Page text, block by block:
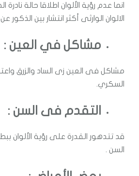
انما عدم رؤية الألوان اطلاقا حالة نادرة
الالوان الوارثى أكثر انتشار بين الذكور عن
مشاكل في العين :
مشاكل فى العين زى الساد والزرق واعتلال
السكري.
التقدم فى السن :
قد تتدهور القدرة على رؤية الألوان ببطء
السن .